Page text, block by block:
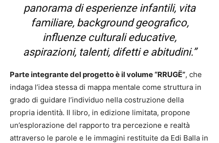
panorama di esperienze infantili, vita
familiare, background geografico,
influenze culturali educative,
aspirazioni, talenti, difetti e abitudini.”
Parte integrante del progetto è il volume “RRUGË”, che
indaga l’idea stessa di mappa mentale come struttura in
grado di guidare l’individuo nella costruzione della
propria identità. Il libro, in edizione limitata, propone
un’esplorazione del rapporto tra percezione e realtà
attraverso le parole e le immagini restituite da Edi Balla in